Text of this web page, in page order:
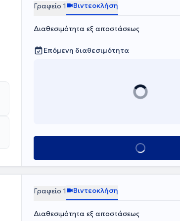
Γραφείο 1 Βιντεοκλήση
Διαθεσιμότητα εξ αποστάσεως
Επόμενη διαθεσιμότητα
Κλείσε ραντεβού
Γραφείο 1 Βιντεοκλήση
Διαθεσιμότητα εξ αποστάσεως